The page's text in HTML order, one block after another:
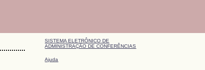
SISTEMA ELETRÔNICO DE
ADMINISTRAÇÃO DE CONFERÊNCIAS
Ajuda